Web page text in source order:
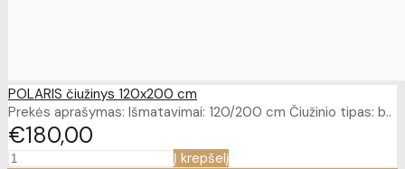
POLARIS čiužinys 120x200 cm
Prekės aprašymas: Išmatavimai: 120/200 cm Čiužinio tipas: b..
€18000
Į krepšelį